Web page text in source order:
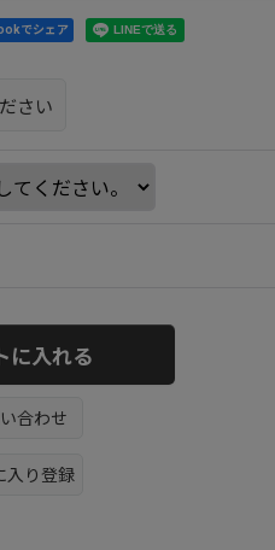
でシェア
さい
に入れる
合わせ
入り登録